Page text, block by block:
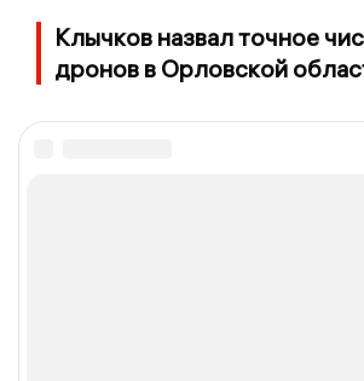
Клычков назвал точное
дронов в Орловской